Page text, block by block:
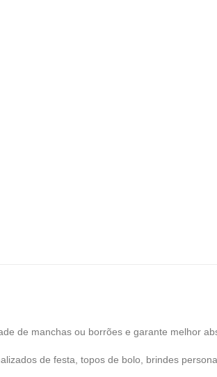
de manchas ou borrões e garante melhor
de festa, topos de bolo, brindes